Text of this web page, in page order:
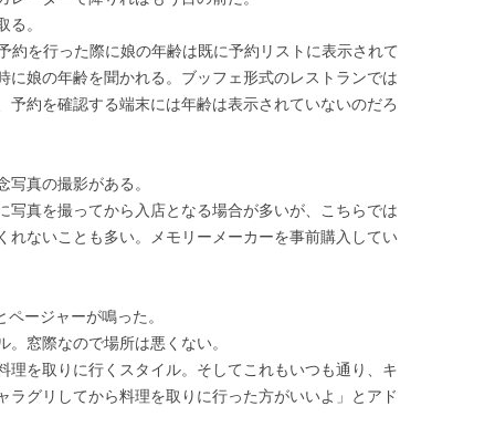
。
約を行った際に娘の年齢は既に予約リストに表示されて
に娘の年齢を聞かれる。ブッフェ形式のレストランでは
予約を確認する端末には年齢は表示されていないのだろ
真の撮影がある。
写真を撮ってから入店となる場合が多いが、こちらでは
れないことも多い。メモリーメーカーを事前購入してい
ージャーが鳴った。
窓際なので場所は悪くない。
理を取りに行くスタイル。そしてこれもいつも通り、キ
ラグリしてから料理を取りに行った方がいいよ」とアド